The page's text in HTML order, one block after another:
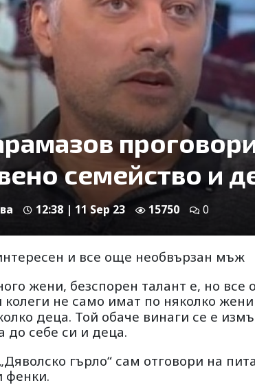
семейство и
12:38 | 11 Sep 23 15750 0
и все още необвързан мъж
жени, безспорен талант е, но все
не само имат по няколко жени
деца. Той обаче винаги се е
себе си и деца.
гърло“ сам отговори на
фенки.